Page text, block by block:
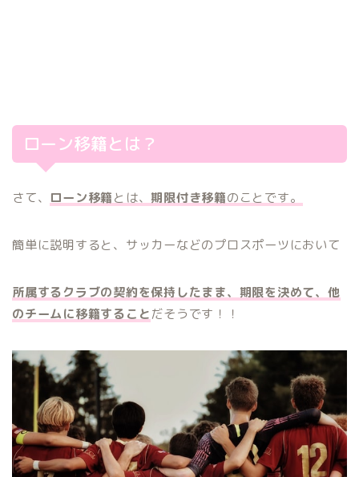
ローン移籍とは？
さて、 ローン移籍とは、期限付き移籍のことです。
簡単に説明すると、サッカーなどのプロスポーツにおいて
所属するクラブの契約を保持したまま、期限を決めて、他
のチームに移籍することだそうです！！